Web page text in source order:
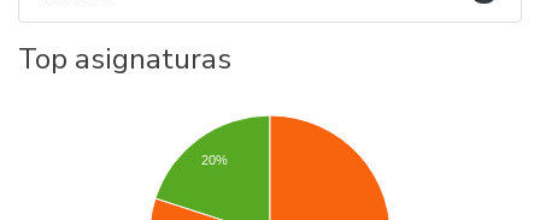
Top asignaturas
20%